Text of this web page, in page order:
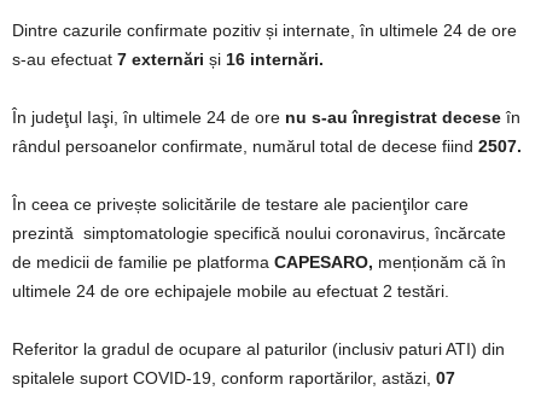
Dintre cazurile confirmate pozitiv și internate, în ultimele 24 de ore
s-au efectuat 7 externări și 16 internări.
În judeţul Iaşi, în ultimele 24 de ore nu s-au înregistrat decese în
rândul persoanelor confirmate, numărul total de decese fiind 2507.
În ceea ce privește solicitările de testare ale pacienţilor care
prezintă simptomatologie specifică noului coronavirus, încărcate
de medicii de familie pe platforma CAPESARO, menționăm că în
ultimele 24 de ore echipajele mobile au efectuat 2 testări.
Referitor la gradul de ocupare al paturilor (inclusiv paturi ATI) din
spitalele suport COVID-19, conform raportărilor, astăzi, 07